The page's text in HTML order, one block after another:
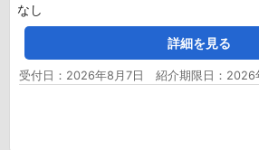
なし
詳細を見る
受付日：2026年8月7日 紹介期限日：2026